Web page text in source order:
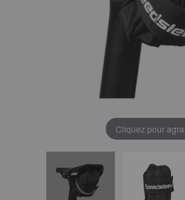
Cliquez pour